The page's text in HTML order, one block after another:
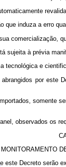
induza a erro
comercialização,
sujeita à prévia
tecnológica e
por
somente
observados os
e este Decreto serão